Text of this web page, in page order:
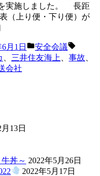
実施しました。 長距
（上り便・下り便）が
月1日
カ
テ
安全会議
グ:
三井住友海上 事故
会社
13日
丼～ 2022年5月26日
2022年5月17日